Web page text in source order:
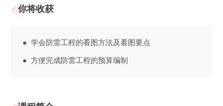
你将收获
● 学会防雷工程的看图方法及看图要点
● 方便完成防雷工程的预算编制